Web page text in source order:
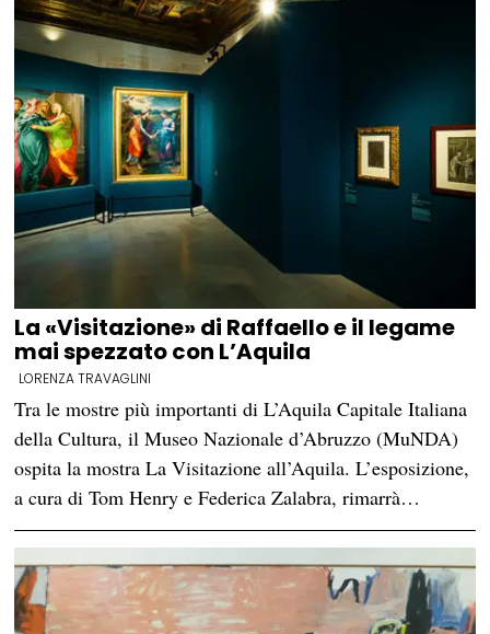
La «Visitazione» di Raffaello e il legame
mai spezzato con L’Aquila
LORENZA TRAVAGLINI
Tra le mostre più importanti di L’Aquila Capitale Italiana
della Cultura, il Museo Nazionale d’Abruzzo (MuNDA)
ospita la mostra La Visitazione all’Aquila. L’esposizione,
a cura di Tom Henry e Federica Zalabra, rimarrà…